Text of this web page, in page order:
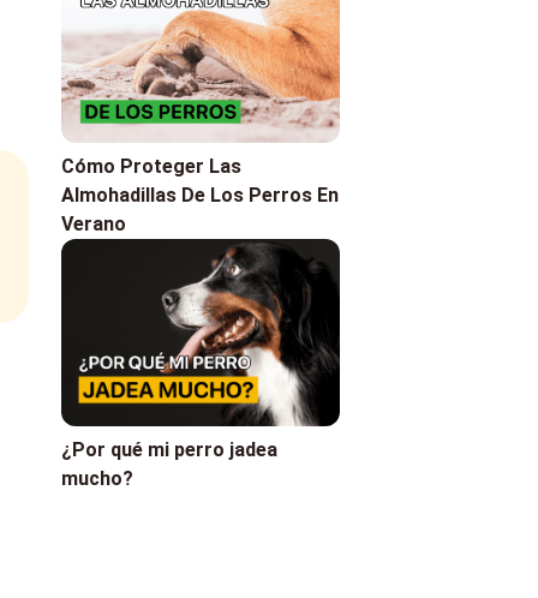
Cómo Proteger Las
Almohadillas De Los Perros En
Verano
¿Por qué mi perro jadea
mucho?